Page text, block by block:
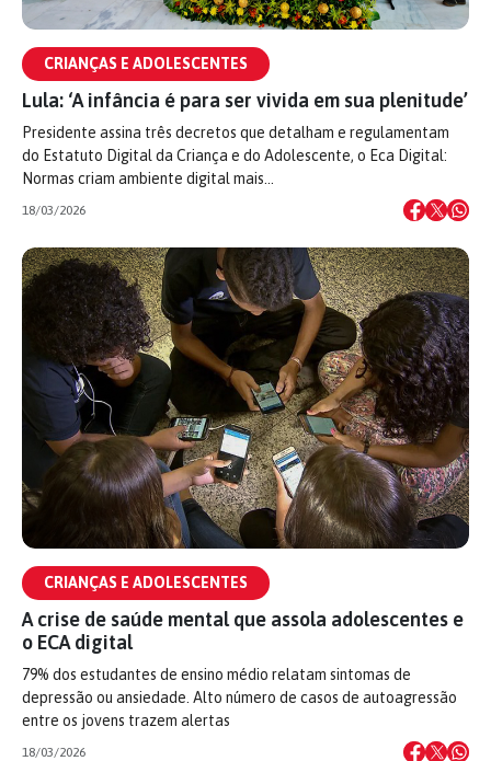
CRIANÇAS E ADOLESCENTES
Lula: ‘A infância é para ser vivida em sua plenitude’
Presidente assina três decretos que detalham e regulamentam
do Estatuto Digital da Criança e do Adolescente, o Eca Digital:
Normas criam ambiente digital mais…
18/03/2026
CRIANÇAS E ADOLESCENTES
A crise de saúde mental que assola adolescentes e
o ECA digital
79% dos estudantes de ensino médio relatam sintomas de
depressão ou ansiedade. Alto número de casos de autoagressão
entre os jovens trazem alertas
18/03/2026